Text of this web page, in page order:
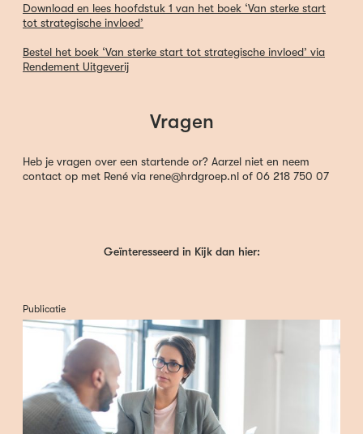
Download en lees hoofdstuk 1 van het boek ‘Van sterke start
tot strategische invloed’
Bestel het boek ‘Van sterke start tot strategische invloed’ via
Rendement Uitgeverij
Vragen
Heb je vragen over een startende or? Aarzel niet en neem
contact op met René via rene@hrdgroep.nl of 06 218 750 07
Geïnteresseerd in Kijk dan hier:
Publicatie